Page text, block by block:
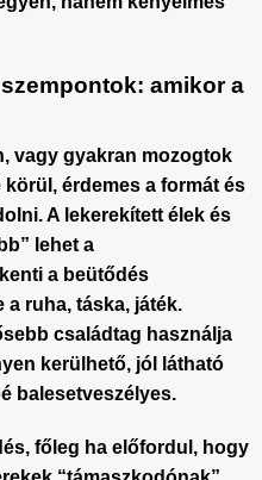
amikor a
vagy gyakran mozogtok
érdemes a formát és
A lekerekített élek és
lehet a
a beütődés
a ruha, táska, játék.
családtag használja
kerülhető, jól látható
balesetveszélyes.
főleg ha előfordul, hogy